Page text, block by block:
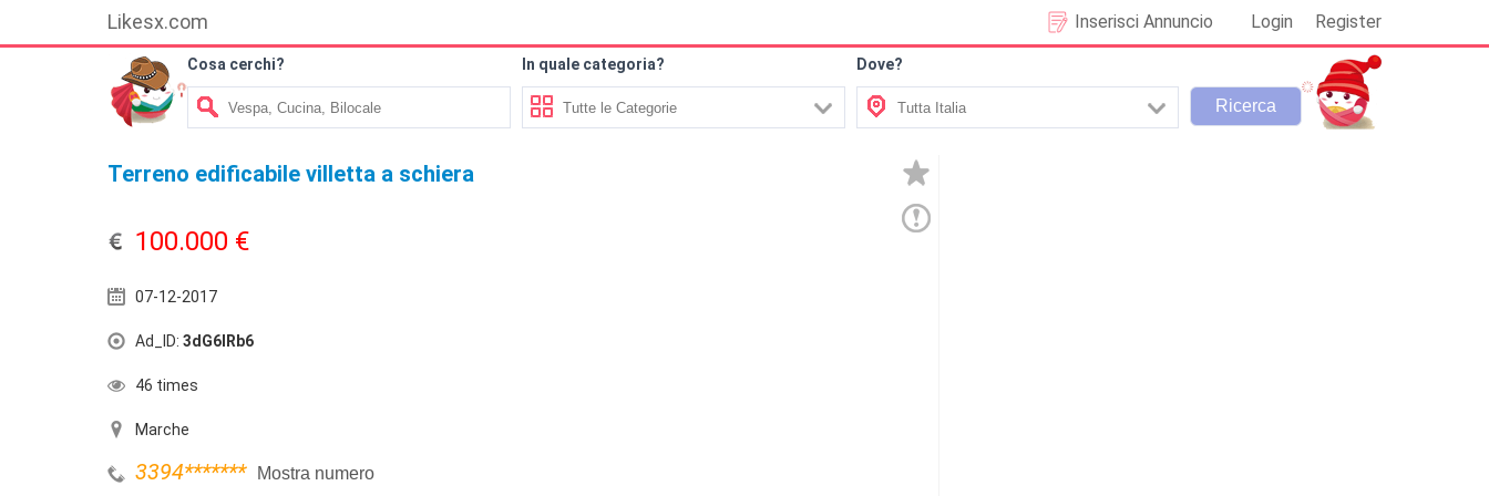
Likesx.com Login Register
Inserisci Annuncio
Cosa cerchi? In quale categoria? Dove?
Terreno edificabile villetta a schiera
100.000 €
07-12-2017
Ad_ID: 3dG6lRb6
46 times
Marche
3394******* Mostra numero